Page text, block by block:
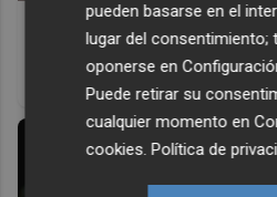
Canciones que marcan
¿Por qué recuerdas canciones
nuevas?
pueden basarse en el
lugar del consentimiento;
oponerse en
Puede retirar su
cualquier momento en
cookies.Política de